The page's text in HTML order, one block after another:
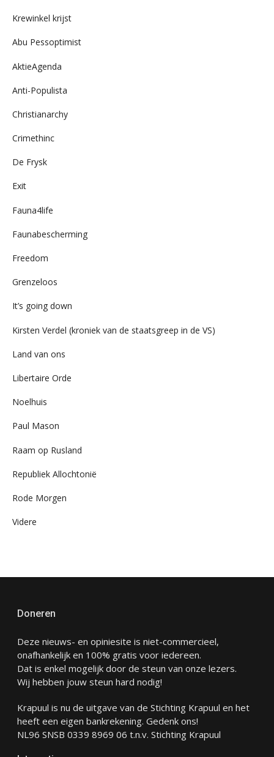
Krewinkel krijst
Abu Pessoptimist
AktieAgenda
Anti-Populista
Christianarchy
Crimethinc
De Frysk
Exit
Fauna4life
Faunabescherming
Freedom
Grenzeloos
It’s going down
Kirsten Verdel (kroniek van de staatsgreep in de VS)
Land van ons
Libertaire Orde
Noelhuis
Paul Mason
Raam op Rusland
Republiek Allochtonië
Rode Morgen
Videre
Doneren
Deze nieuws- en opiniesite is niet-commercieel,
onafhankelijk en 100% gratis voor iedereen.
Dat is enkel mogelijk door de steun van onze lezers.
Wij hebben jouw steun hard nodig!
Krapuul is nu de uitgave van de Stichting Krapuul en het
heeft een eigen bankrekening. Gedenk ons!
NL96 SNSB 0339 8969 06 t.n.v. Stichting Krapuul